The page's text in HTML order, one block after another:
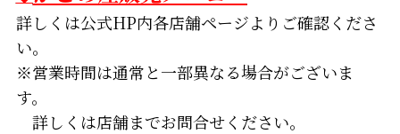
詳しくは公式HP内各店舗ページよりご確認くださ
い。
※営業時間は通常と一部異なる場合がございま
す。
詳しくは店舗までお問合せください。